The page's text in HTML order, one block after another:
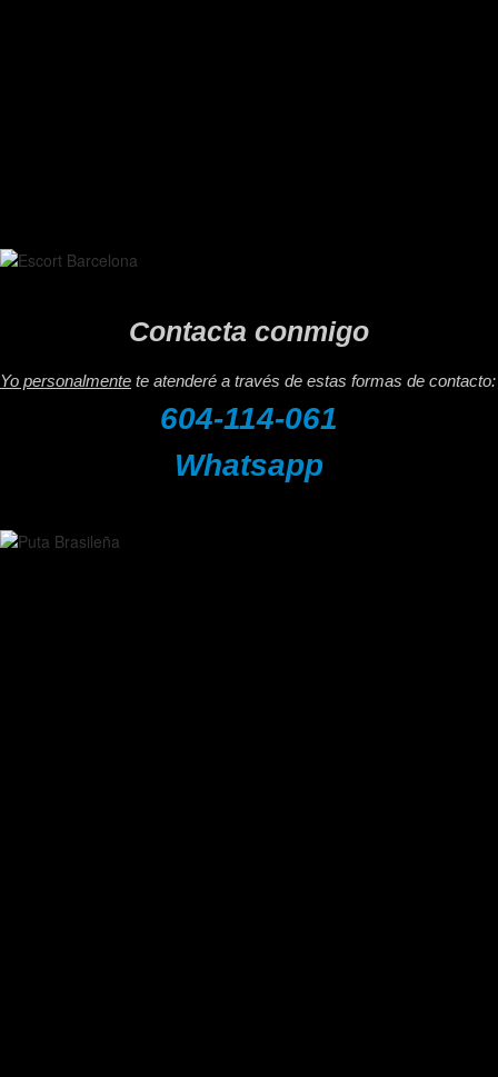
Contacta conmigo
Yo personalmente te atenderé a través de estas formas de contacto:
604-114-061
Whatsapp